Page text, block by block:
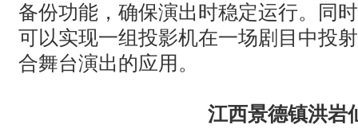
备份功能，确保演出时稳定运行。同
可以实现一组投影机在一场剧目中投
合舞台演出的应用。
江西景德镇洪岩